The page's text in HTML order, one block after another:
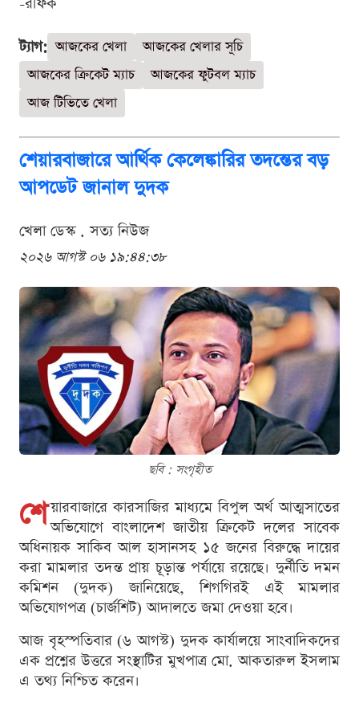
ট্যাগ: আজকের খেলা
আজকের খেলার সূচি
আজকের ক্রিকেট ম্যাচ
আজকের ফুটবল ম্যাচ
আজ টিভিতে খেলা
শেয়ারবাজারে আর্থিক কেলেঙ্কারির তদন্তের বড়
আপডেট জানাল দুদক
খেলা ডেস্ক . সত্য নিউজ
২০২৬ আগস্ট ০৬ ১৯:৪৪:৩৮
ছবি : সংগৃহীত
শে য়ারবাজারে কারসাজির মাধ্যমে বিপুল অর্থ আত্মসাতের
অভিযোগে বাংলাদেশ জাতীয় ক্রিকেট দলের সাবেক
অধিনায়ক সাকিব আল হাসানসহ ১৫ জনের বিরুদ্ধে দায়ের
করা মামলার তদন্ত প্রায় চূড়ান্ত পর্যায়ে রয়েছে। দুর্নীতি দমন
কমিশন (দুদক) জানিয়েছে, শিগগিরই এই মামলার
অভিযোগপত্র (চার্জশিট) আদালতে জমা দেওয়া হবে।
আজ বৃহস্পতিবার (৬ আগস্ট) দুদক কার্যালয়ে সাংবাদিকদের
এক প্রশ্নের উত্তরে সংস্থাটির মুখপাত্র মো. আকতারুল ইসলাম
এ তথ্য নিশ্চিত করেন।